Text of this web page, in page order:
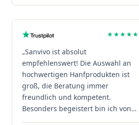
★★★★★
„Sanvivo ist absolut
empfehlenswert! Die Auswahl an
hochwertigen Hanfprodukten ist
groß, die Beratung immer
freundlich und kompetent.
Besonders begeistert bin ich von
der schnellen Rezeptannahme –